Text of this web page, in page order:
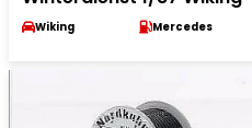
Wiking Mercedes